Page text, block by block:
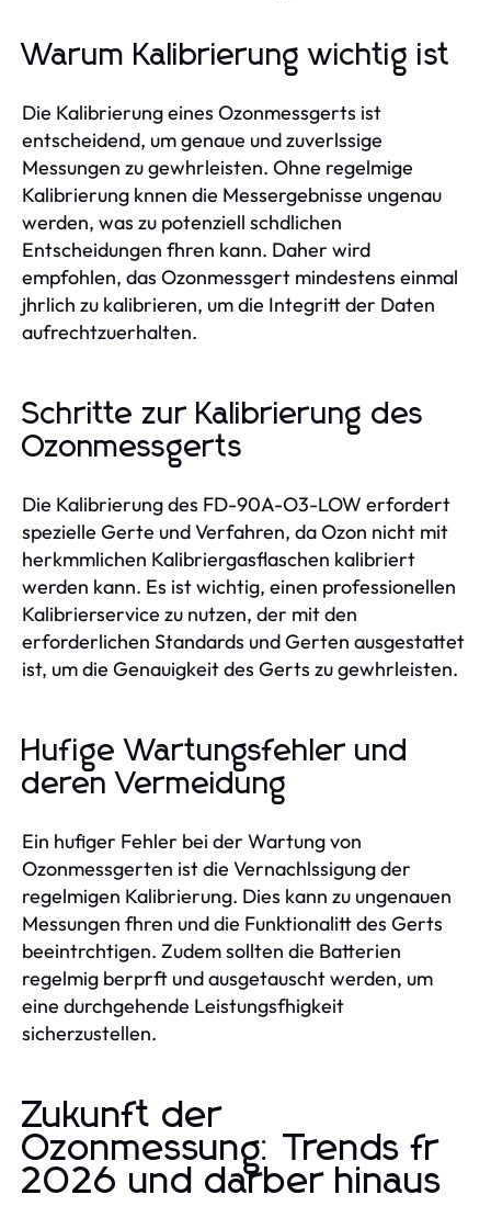
Warum Kalibrierung wichtig ist
Die Kalibrierung eines Ozonmessgerts ist
entscheidend, um genaue und zuverlssige
Messungen zu gewhrleisten. Ohne regelmige
Kalibrierung knnen die Messergebnisse ungenau
werden, was zu potenziell schdlichen
Entscheidungen fhren kann. Daher wird
empfohlen, das Ozonmessgert mindestens einmal
jhrlich zu kalibrieren, um die Integritt der Daten
aufrechtzuerhalten.
Schritte zur Kalibrierung des
Ozonmessgerts
Die Kalibrierung des FD-90A-O3-LOW erfordert
spezielle Gerte und Verfahren, da Ozon nicht mit
herkmmlichen Kalibriergasflaschen kalibriert
werden kann. Es ist wichtig, einen professionellen
Kalibrierservice zu nutzen, der mit den
erforderlichen Standards und Gerten ausgestattet
ist, um die Genauigkeit des Gerts zu gewhrleisten.
Hufige Wartungsfehler und
deren Vermeidung
Ein hufiger Fehler bei der Wartung von
Ozonmessgerten ist die Vernachlssigung der
regelmigen Kalibrierung. Dies kann zu ungenauen
Messungen fhren und die Funktionalitt des Gerts
beeintrchtigen. Zudem sollten die Batterien
regelmig berprft und ausgetauscht werden, um
eine durchgehende Leistungsfhigkeit
sicherzustellen.
Zukunft der
Ozonmessung: Trends fr
2026 und darber hinaus